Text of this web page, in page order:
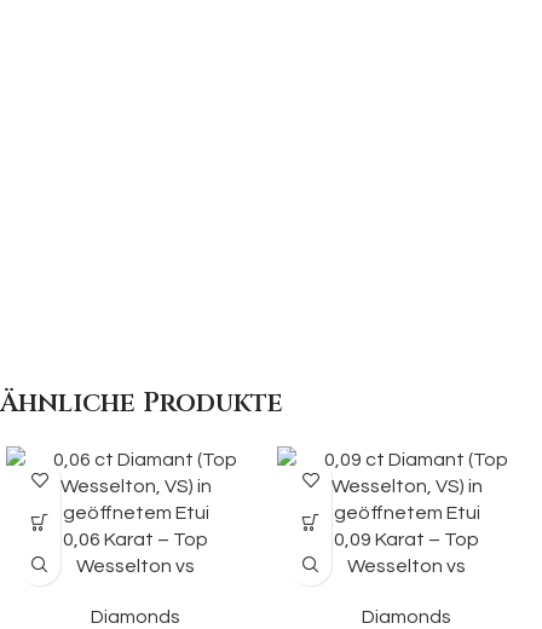
Ähnliche Produkte
0,06 Karat – Top
Wesselton vs
Diamonds
0,09 Karat – Top
Wesselton vs
Diamonds